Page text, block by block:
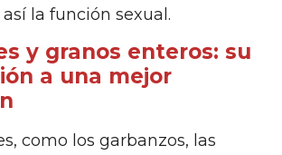
la función sexual.
y granos enteros: su
a una mejor
como los garbanzos, las